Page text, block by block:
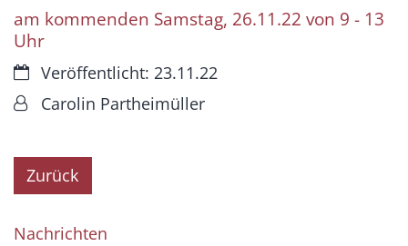
am kommenden Samstag, 26.11.22 von 9 - 13
Uhr
Datum:Veröffentlicht: 23.11.22
Von:Carolin Partheimüller
Zurück
Nachrichten